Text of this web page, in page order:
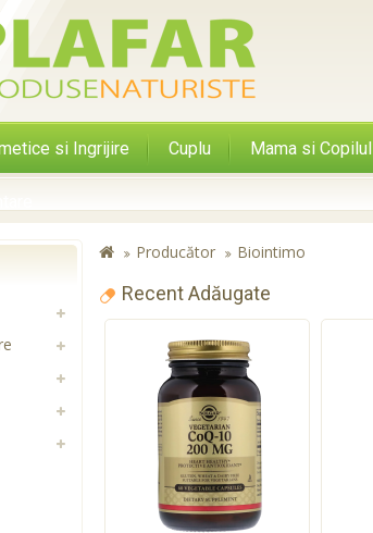
si Ingrijire Cuplu Mama si Copilul
Producător Biointimo
Recent Adăugate